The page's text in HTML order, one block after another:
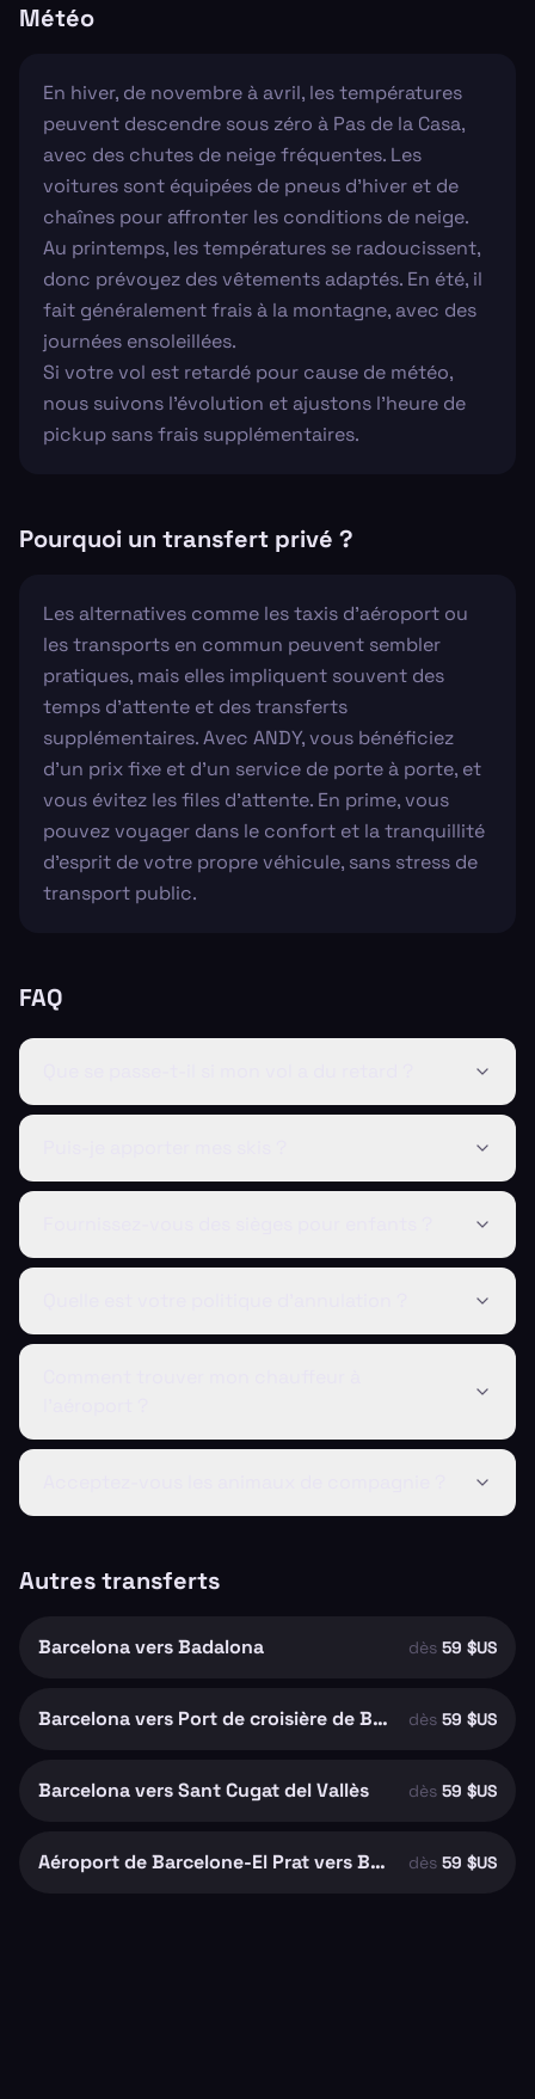
Météo
En hiver, de novembre à avril, les températures
peuvent descendre sous zéro à Pas de la Casa,
avec des chutes de neige fréquentes. Les
voitures sont équipées de pneus d'hiver et de
chaînes pour affronter les conditions de neige.
Au printemps, les températures se radoucissent,
donc prévoyez des vêtements adaptés. En été, il
fait généralement frais à la montagne, avec des
journées ensoleillées.
Si votre vol est retardé pour cause de météo,
nous suivons l'évolution et ajustons l'heure de
pickup sans frais supplémentaires.
Pourquoi un transfert privé ?
Les alternatives comme les taxis d'aéroport ou
les transports en commun peuvent sembler
pratiques, mais elles impliquent souvent des
temps d'attente et des transferts
supplémentaires. Avec ANDY, vous bénéficiez
d'un prix fixe et d'un service de porte à porte, et
vous évitez les files d'attente. En prime, vous
pouvez voyager dans le confort et la tranquillité
d’esprit de votre propre véhicule, sans stress de
transport public.
FAQ
Autres transferts
Barcelona vers Badalona dès 59 $US
Barcelona vers Port de croisière de Barcelone dès 59 $US
Barcelona vers Sant Cugat del Vallès dès 59 $US
Aéroport de Barcelone-El Prat vers Barcelona dès 59 $US